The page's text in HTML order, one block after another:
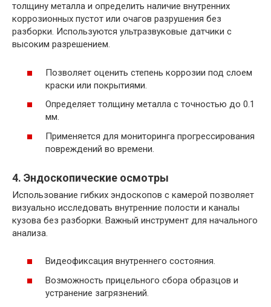
толщину металла и определить наличие внутренних
коррозионных пустот или очагов разрушения без
разборки. Используются ультразвуковые датчики с
высоким разрешением.
Позволяет оценить степень коррозии под слоем
краски или покрытиями.
Определяет толщину металла с точностью до 0.1
мм.
Применяется для мониторинга прогрессирования
повреждений во времени.
4. Эндоскопические осмотры
Использование гибких эндоскопов с камерой позволяет
визуально исследовать внутренние полости и каналы
кузова без разборки. Важный инструмент для начального
анализа.
Видеофиксация внутреннего состояния.
Возможность прицельного сбора образцов и
устранение загрязнений.